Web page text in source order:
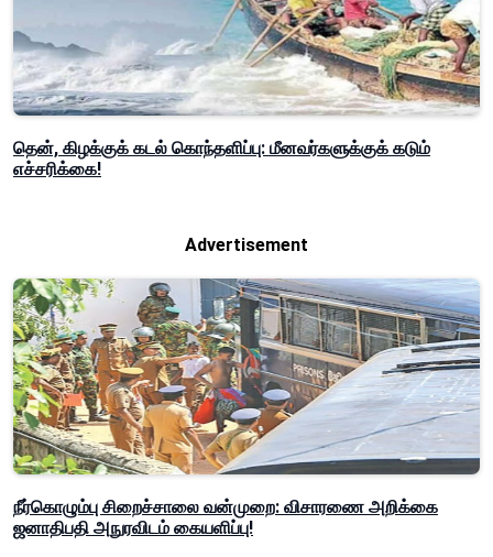
தென், கிழக்குக் கடல் கொந்தளிப்பு: மீனவர்களுக்குக் கடும்
எச்சரிக்கை!
Advertisement
நீர்கொழும்பு சிறைச்சாலை வன்முறை: விசாரணை அறிக்கை
ஜனாதிபதி அநுரவிடம் கையளிப்பு!